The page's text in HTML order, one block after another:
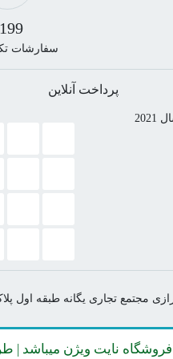
199+
سفارشات
پرداخت آنلاین
مجتمع تجاری یگانه طبقه اول پلاک
نایت ویژن میباشد |